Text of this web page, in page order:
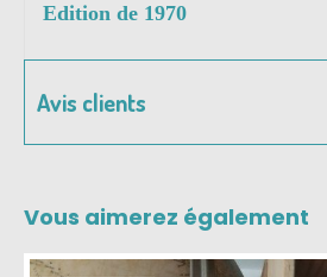
Edition de 1970
Avis clients
Vous aimerez également